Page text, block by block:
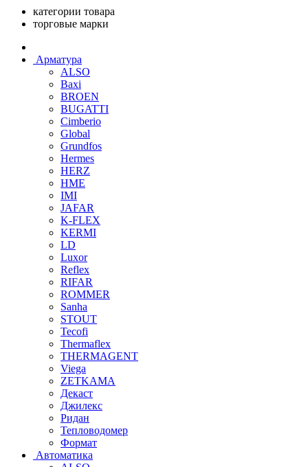
категории товара
торговые марки
Арматура
ALSO
Baxi
BROEN
BUGATTI
Cimberio
Global
Grundfos
Hermes
HERZ
HME
IMI
JAFAR
K-FLEX
KERMI
LD
Luxor
Reflex
RIFAR
ROMMER
Sanha
STOUT
Tecofi
Thermaflex
THERMAGENT
Viega
ZETKAMA
Декаст
Джилекс
Ридан
Тепловодомер
Формат
Автоматика